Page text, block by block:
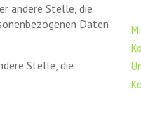
andere Stelle, die
Daten
Stelle, die